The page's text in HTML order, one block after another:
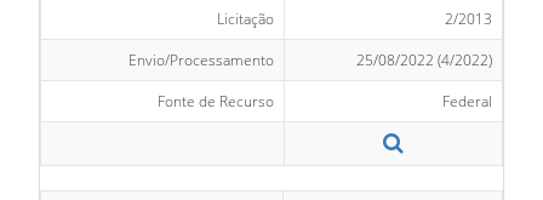
Licitação
2/2013
Envio/Processamento
25/08/2022 (4/2022)
Fonte de Recurso
Federal